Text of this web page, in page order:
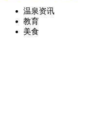
温泉资讯
教育
美食